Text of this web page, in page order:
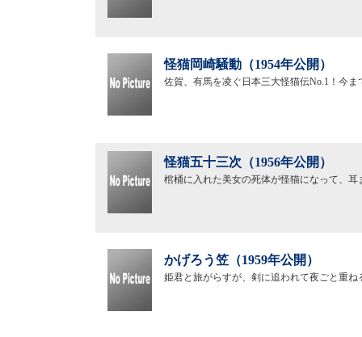
怪猫岡崎騒動（1954年公開）
佐賀、有馬を凌ぐ日本三大怪猫伝No.1！今ま
怪猫五十三次（1956年公開）
棺桶に入れた美女の死体が怪猫になって、
かげろう笠（1959年公開）
姫君と旅がらすが、剣に追われて夜ごと重